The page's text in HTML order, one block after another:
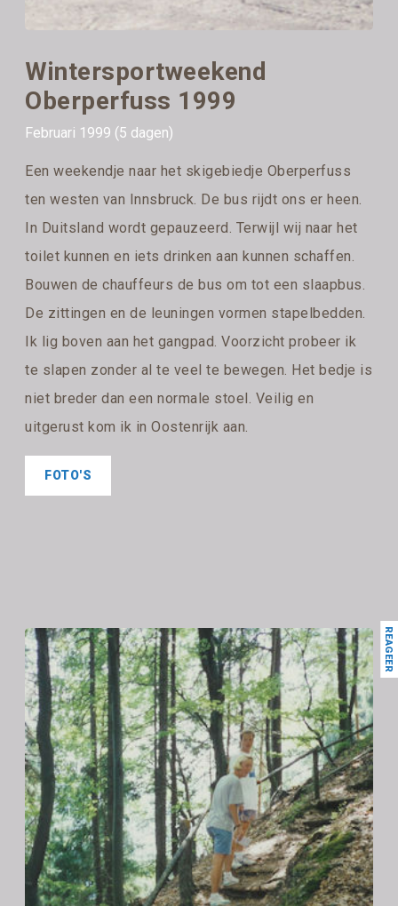
Wintersportweekend
Oberperfuss 1999
Februari 1999 (5 dagen)
Een weekendje naar het skigebiedje Oberperfuss
ten westen van Innsbruck. De bus rijdt ons er heen.
In Duitsland wordt gepauzeerd. Terwijl wij naar het
toilet kunnen en iets drinken aan kunnen schaffen.
Bouwen de chauffeurs de bus om tot een slaapbus.
De zittingen en de leuningen vormen stapelbedden.
Ik lig boven aan het gangpad. Voorzicht probeer ik
te slapen zonder al te veel te bewegen. Het bedje is
niet breder dan een normale stoel. Veilig en
uitgerust kom ik in Oostenrijk aan.
FOTO'S
REAGEER